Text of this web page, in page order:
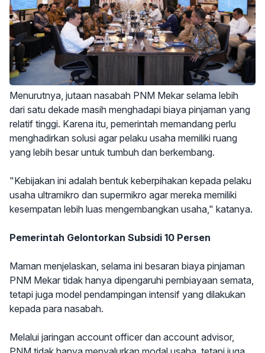
Menurutnya, jutaan nasabah PNM Mekar selama lebih
dari satu dekade masih menghadapi biaya pinjaman yang
relatif tinggi. Karena itu, pemerintah memandang perlu
menghadirkan solusi agar pelaku usaha memiliki ruang
yang lebih besar untuk tumbuh dan berkembang.
"Kebijakan ini adalah bentuk keberpihakan kepada pelaku
usaha ultramikro dan supermikro agar mereka memiliki
kesempatan lebih luas mengembangkan usaha," katanya.
Pemerintah Gelontorkan Subsidi 10 Persen
Maman menjelaskan, selama ini besaran biaya pinjaman
PNM Mekar tidak hanya dipengaruhi pembiayaan semata,
tetapi juga model pendampingan intensif yang dilakukan
kepada para nasabah.
Melalui jaringan account officer dan account advisor,